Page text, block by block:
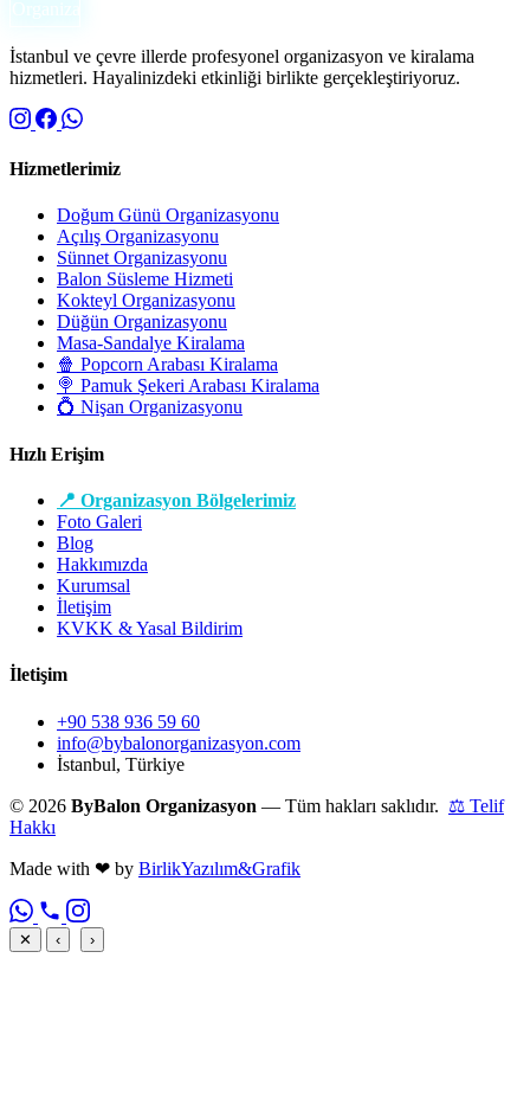
İstanbul ve çevre illerde profesyonel organizasyon ve kiralama
hizmetleri. Hayalinizdeki etkinliği birlikte gerçekleştiriyoruz.
Hizmetlerimiz
Doğum Günü Organizasyonu
Açılış Organizasyonu
Sünnet Organizasyonu
Balon Süsleme Hizmeti
Kokteyl Organizasyonu
Düğün Organizasyonu
Masa-Sandalye Kiralama
🍿 Popcorn Arabası Kiralama
🍭 Pamuk Şekeri Arabası Kiralama
💍 Nişan Organizasyonu
Hızlı Erişim
📍 Organizasyon Bölgelerimiz
Foto Galeri
Blog
Hakkımızda
Kurumsal
İletişim
KVKK & Yasal Bildirim
İletişim
+90 538 936 59 60
info@bybalonorganizasyon.com
İstanbul, Türkiye
© 2026 ByBalon Organizasyon — Tüm hakları saklıdır. ⚖ Telif
Hakkı
Made with ❤ by BirlikYazılım&Grafik
✕ ‹ ›